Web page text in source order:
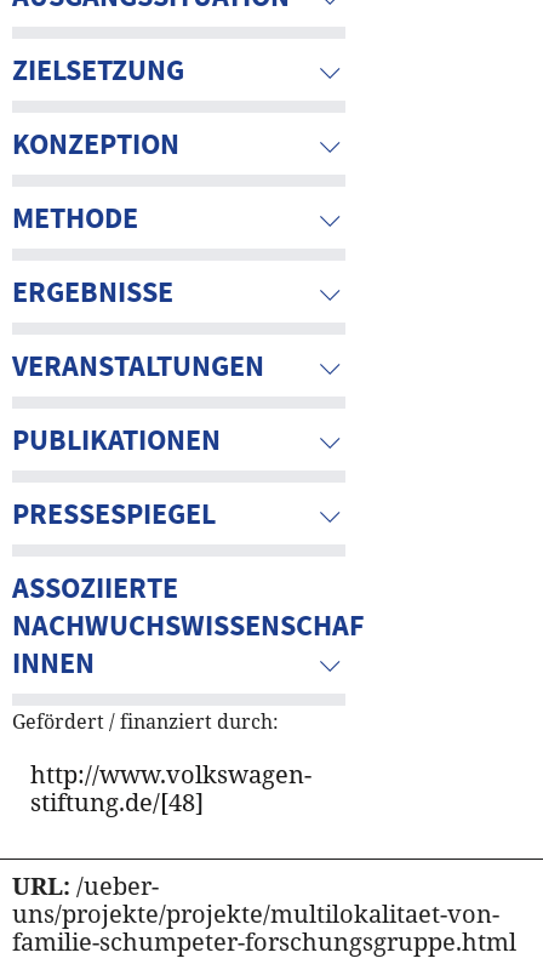
ZIELSETZUNG
KONZEPTION
METHODE
ERGEBNISSE
VERANSTALTUNGEN
PUBLIKATIONEN
PRESSESPIEGEL
ASSOZIIERTE
NACHWUCHSWISSENSCHAFTLER/-
INNEN
Gefördert / finanziert durch:
http://www.volkswagen-
stiftung.de/[48]
URL: /ueber-
uns/projekte/projekte/multilokalitaet-von-
familie-schumpeter-forschungsgruppe.html